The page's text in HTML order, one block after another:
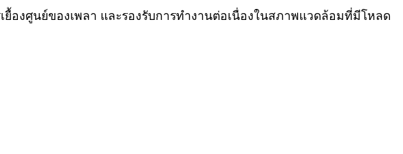
องศูนย์ของเพลา และรองรับการทำงานต่อเนื่องในสภาพแวดล้อมที่มีโหลด